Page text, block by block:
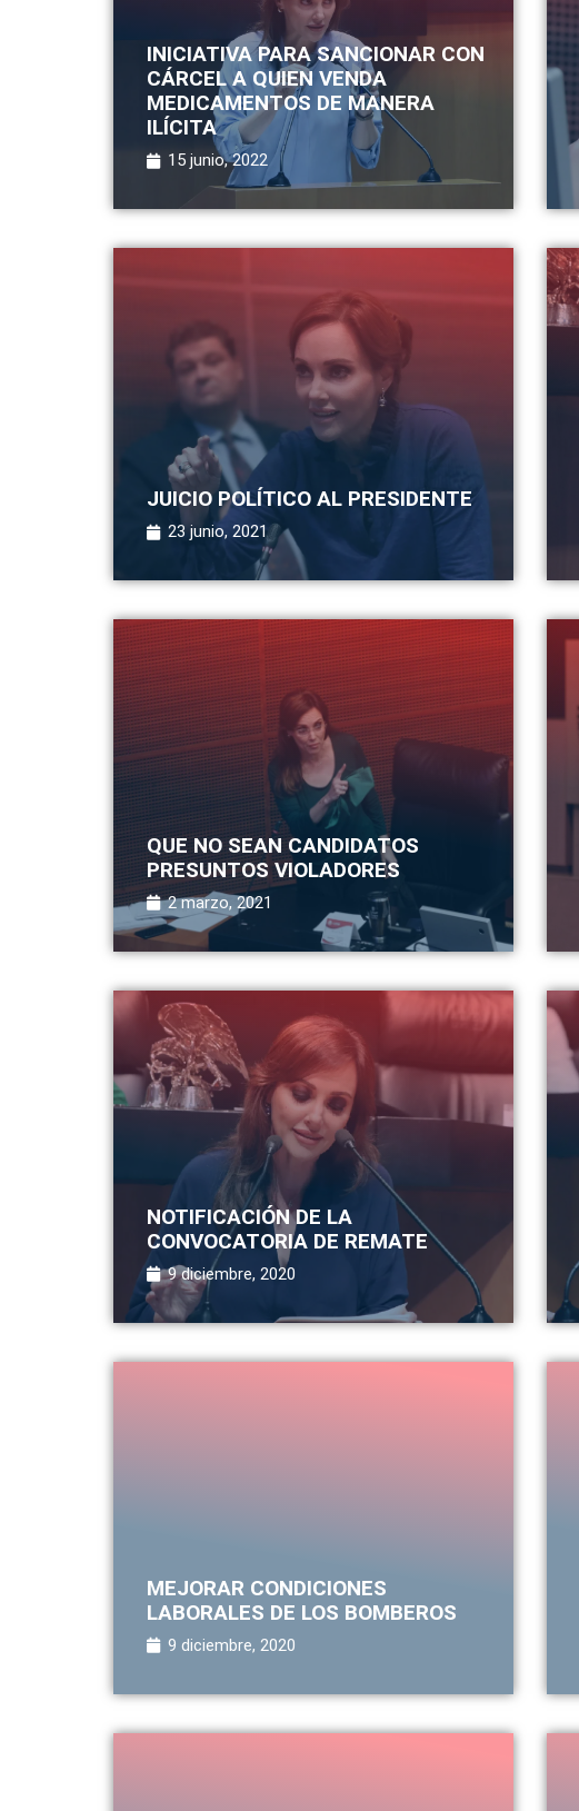
INICIATIVA PARA SANCIONAR CON
CÁRCEL A QUIEN VENDA
MEDICAMENTOS DE MANERA
ILÍCITA
15 junio, 2022
JUICIO POLÍTICO AL PRESIDENTE
23 junio, 2021
QUE NO SEAN CANDIDATOS
PRESUNTOS VIOLADORES
2 marzo, 2021
NOTIFICACIÓN DE LA
CONVOCATORIA DE REMATE
9 diciembre, 2020
MEJORAR CONDICIONES
LABORALES DE LOS BOMBEROS
9 diciembre, 2020